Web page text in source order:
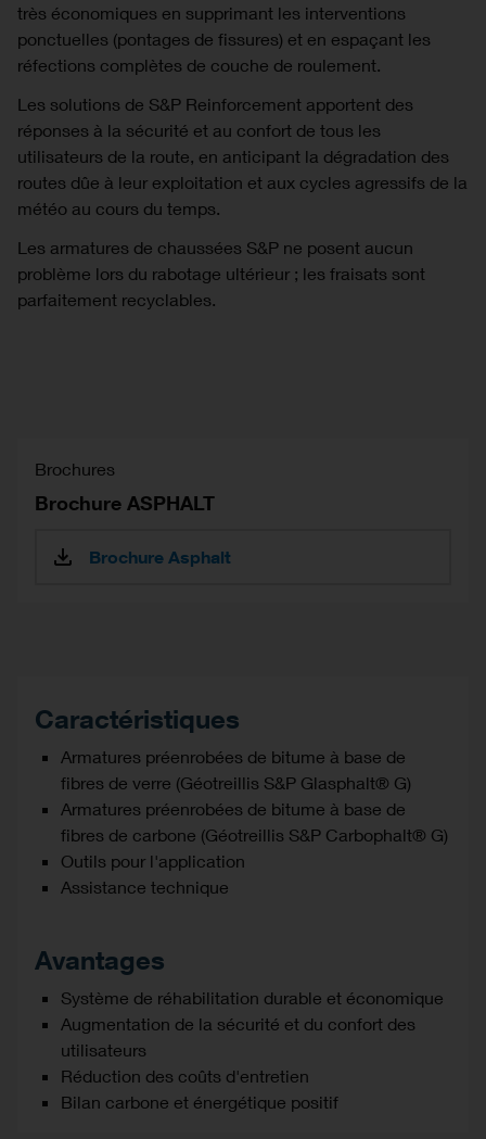
très économiques en supprimant les interventions
ponctuelles (pontages de fissures) et en espaçant les
réfections complètes de couche de roulement.
Les solutions de S&P Reinforcement apportent des
réponses à la sécurité et au confort de tous les
utilisateurs de la route, en anticipant la dégradation des
routes dûe à leur exploitation et aux cycles agressifs de la
météo au cours du temps.
Les armatures de chaussées S&P ne posent aucun
problème lors du rabotage ultérieur ; les fraisats sont
parfaitement recyclables.
Brochures
Brochure ASPHALT
Brochure Asphalt
Caractéristiques
Armatures préenrobées de bitume à base de
fibres de verre (Géotreillis S&P Glasphalt® G)
Armatures préenrobées de bitume à base de
fibres de carbone (Géotreillis S&P Carbophalt® G)
Outils pour l'application
Assistance technique
Avantages
Système de réhabilitation durable et économique
Augmentation de la sécurité et du confort des
utilisateurs
Réduction des coûts d'entretien
Bilan carbone et énergétique positif